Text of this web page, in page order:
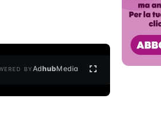
BYAdhubMedia